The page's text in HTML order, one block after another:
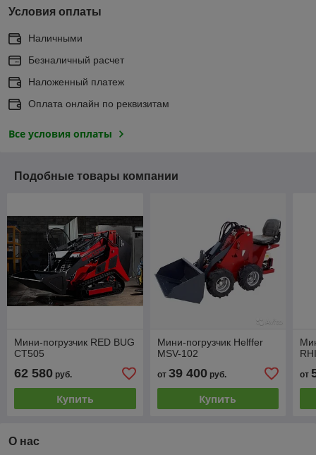
Условия оплаты
Наличными
Безналичный расчет
Наложенный платеж
Оплата онлайн по реквизитам
Все условия оплаты
Подобные товары компании
Мини-погрузчик RED BUG
CT505
62 580 руб.
Купить
Мини-погрузчик Helffer
MSV-102
от 39 400руб.
Купить
от
О нас